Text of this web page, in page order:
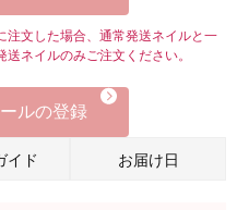
注文した場合、通常発送ネイルと一
ネイルのみご注文ください。
ルの登録
イド お届け日